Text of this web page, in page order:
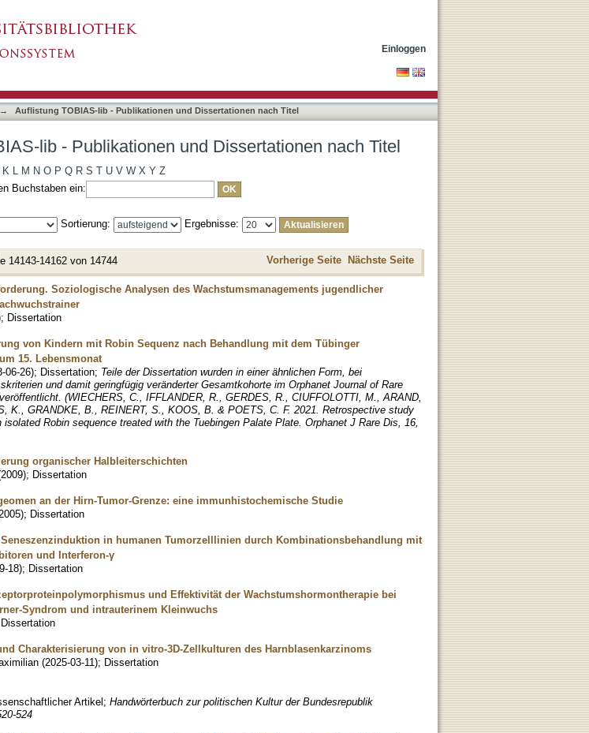
Einloggen
→ Auflistung TOBIAS-lib - Publikationen und Dissertationen nach Titel
lib - Publikationen und Dissertationen nach Titel
K L M N O P Q R S T U V W X Y Z
Buchstaben ein:
Sortierung: Ergebnisse:
14143-14162 von 14744 Vorherige Seite Nächste Seite
Soziologische Analysen des Wachstumsmanagements jugendlicher
; Dissertation
von Kindern mit Robin Sequenz nach Behandlung mit dem Tübinger
15. Lebensmonat
06-26); Dissertation; Teile der Dissertation wurden in einer ähnlichen Form, bei
und damit geringfügig veränderter Gesamtkohorte im Orphanet Journal of Rare
(WIECHERS, C., IFFLANDER, R., GERDES, R., CIUFFOLOTTI, M., ARAND,
K., GRANDKE, B., REINERT, S., KOOS, B. & POETS, C. F. 2021. Retrospective study
Robin sequence treated with the Tuebingen Palate Plate. Orphanet J Rare Dis, 16,
organischer Halbleiterschichten
2009); Dissertation
an der Hirn-Tumor-Grenze: eine immunhistochemische Studie
2005); Dissertation
in humanen Tumorzelllinien durch Kombinationsbehandlung mit
und Interferon-γ
18); Dissertation
und Effektivität der Wachstumshormontherapie bei
Syndrom und intrauterinem Kleinwuchs
Dissertation
Charakterisierung von in vitro-3D-Zellkulturen des Harnblasenkarzinoms
(2025-03-11); Dissertation
Artikel; Handwörterbuch zur politischen Kultur der Bundesrepublik
524